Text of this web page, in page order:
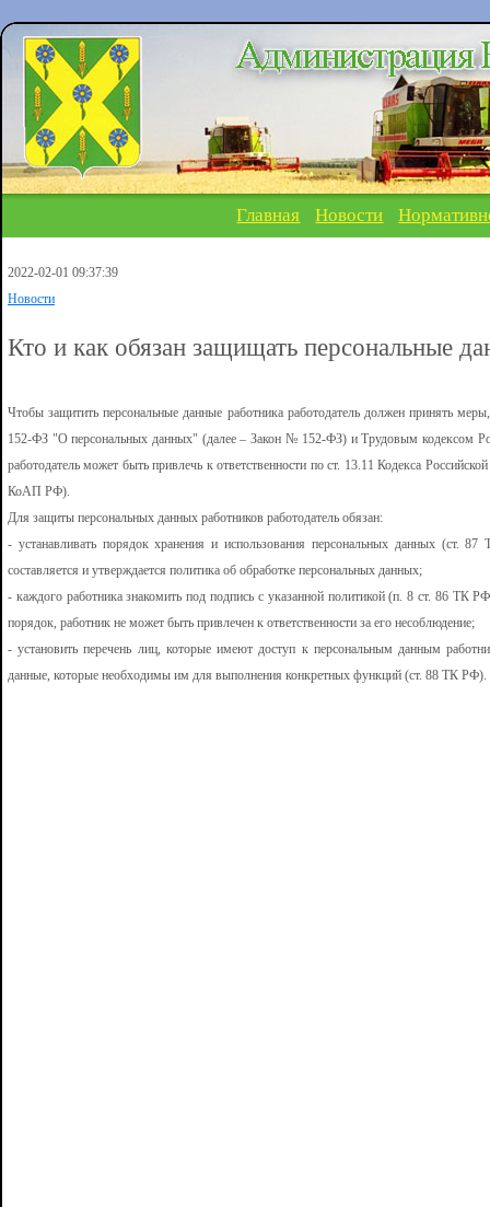
Главная Новости
2022-02-01 09:37:39
Новости
Кто и как обязан защищать персональные
Чтобы защитить персональные данные работника работодатель должен принять
152-ФЗ "О персональных данных" (далее – Закон № 152-ФЗ) и Трудовым кодексом
работодатель может быть привлечь к ответственности по ст. 13.11 Кодекса
КоАП РФ).
Для защиты персональных данных работников работодатель обязан:
- устанавливать порядок хранения и использования персональных данных
составляется и утверждается политика об обработке персональных данных;
- каждого работника знакомить под подпись с указанной политикой (п. 8 ст. 86
порядок, работник не может быть привлечен к ответственности за его несоблюдение;
- установить перечень лиц, которые имеют доступ к персональным данным
данные, которые необходимы им для выполнения конкретных функций (ст. 88 ТК РФ).